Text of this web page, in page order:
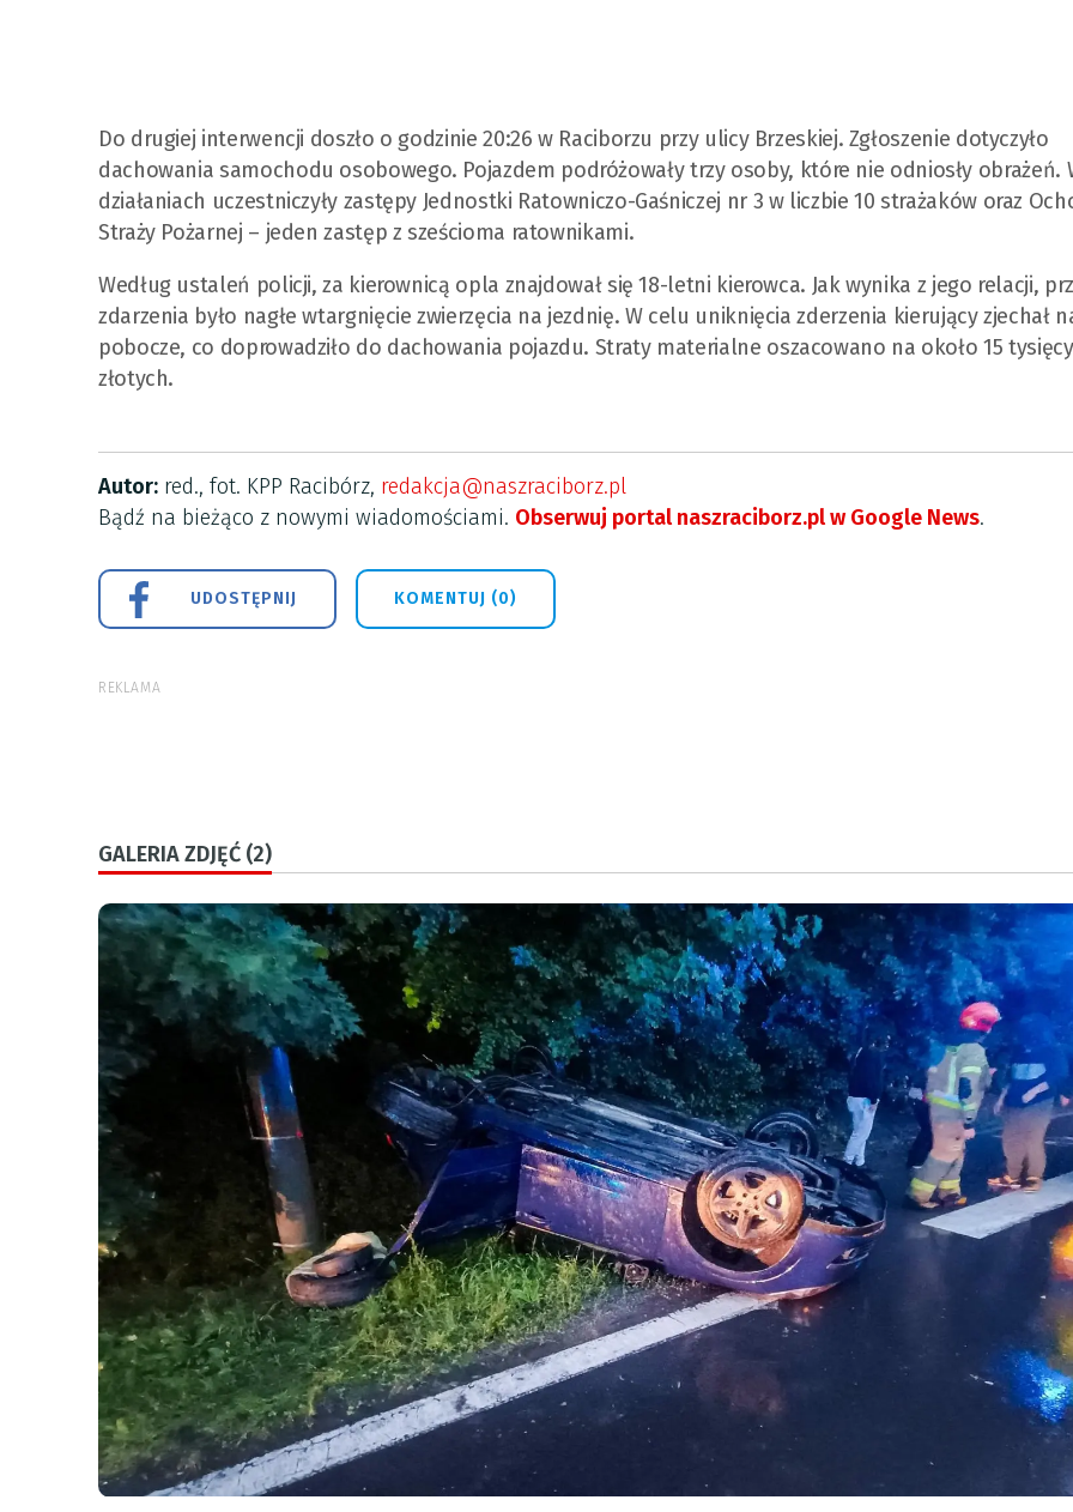
Do drugiej interwencji doszło o godzinie 20:26 w Raciborzu przy ulicy Brzeskiej. Zgłoszenie dotyczyło
dachowania samochodu osobowego. Pojazdem podróżowały trzy osoby, które nie odniosły obrażeń.
działaniach uczestniczyły zastępy Jednostki Ratowniczo-Gaśniczej nr 3 w liczbie 10 strażaków oraz
Straży Pożarnej – jeden zastęp z sześcioma ratownikami.
Według ustaleń policji, za kierownicą opla znajdował się 18-letni kierowca. Jak wynika z jego relacji,
zdarzenia było nagłe wtargnięcie zwierzęcia na jezdnię. W celu uniknięcia zderzenia kierujący zjechał
pobocze, co doprowadziło do dachowania pojazdu. Straty materialne oszacowano na około 15 tysięcy
złotych.
Autor: red., fot. KPP Racibórz, redakcja@naszraciborz.pl
Bądź na bieżąco z nowymi wiadomościami. Obserwuj portal naszraciborz.pl w Google News.
UDOSTĘPNIJ KOMENTUJ (0)
REKLAMA
GALERIA ZDJĘĆ (2)